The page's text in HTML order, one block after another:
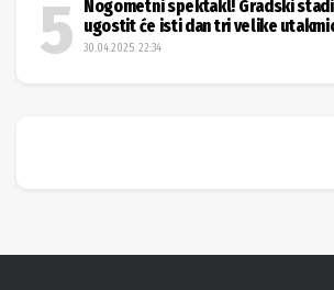
Nogometni spektakl! Gradski
ugostit će isti dan tri velike
30.04.2025. 22:34